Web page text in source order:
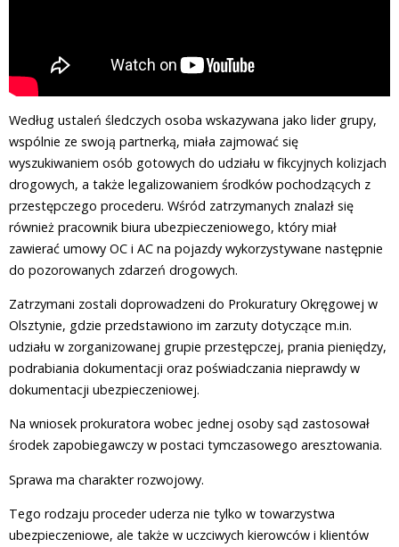
Według ustaleń śledczych osoba wskazywana jako lider grupy,
wspólnie ze swoją partnerką, miała zajmować się
wyszukiwaniem osób gotowych do udziału w fikcyjnych kolizjach
drogowych, a także legalizowaniem środków pochodzących z
przestępczego procederu. Wśród zatrzymanych znalazł się
również pracownik biura ubezpieczeniowego, który miał
zawierać umowy OC i AC na pojazdy wykorzystywane następnie
do pozorowanych zdarzeń drogowych.
Zatrzymani zostali doprowadzeni do Prokuratury Okręgowej w
Olsztynie, gdzie przedstawiono im zarzuty dotyczące m.in.
udziału w zorganizowanej grupie przestępczej, prania pieniędzy,
podrabiania dokumentacji oraz poświadczania nieprawdy w
dokumentacji ubezpieczeniowej.
Na wniosek prokuratora wobec jednej osoby sąd zastosował
środek zapobiegawczy w postaci tymczasowego aresztowania.
Sprawa ma charakter rozwojowy.
Tego rodzaju proceder uderza nie tylko w towarzystwa
ubezpieczeniowe, ale także w uczciwych kierowców i klientów